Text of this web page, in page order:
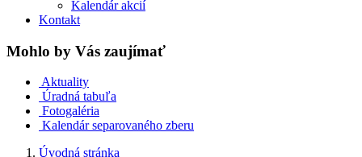
Kalendár akcií
Kontakt
Mohlo by Vás zaujímať
Aktuality
Úradná tabuľa
Fotogaléria
Kalendár separovaného zberu
Úvodná stránka